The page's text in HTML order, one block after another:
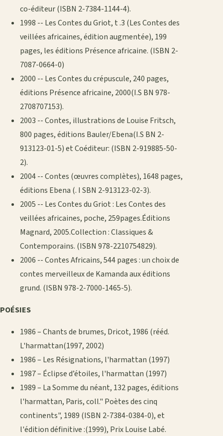
co-éditeur (ISBN 2-7384-1144-4).
1998 -- Les Contes du Griot, t .3 (Les Contes des
veillées africaines, édition augmentée), 199
pages, les éditions Présence africaine. (ISBN 2-
7087-0664-0)
2000 -- Les Contes du crépuscule, 240 pages,
éditions Présence africaine, 2000(I.S BN 978-
2708707153).
2003 -- Contes, illustrations de Louise Fritsch,
800 pages, éditions Bauler/Ebena(I.S BN 2-
913123-01-5) et Coéditeur: (ISBN 2-919885-50-
2).
2004 -- Contes (œuvres complètes), 1648 pages,
éditions Ebena (. I SBN 2-913123-02-3).
2005 -- Les Contes du Griot : Les Contes des
veillées africaines, poche, 259pages.Éditions
Magnard, 2005.Collection : Classiques &
Contemporains. (ISBN 978-2210754829).
2006 -- Contes Africains, 544 pages : un choix de
contes merveilleux de Kamanda aux éditions
grund. (ISBN 978-2-7000-1465-5).
POÉSIES
1986 – Chants de brumes, Dricot, 1986 (rééd.
L'harmattan(1997, 2002)
1986 – Les Résignations, l'harmattan (1997)
1987 – Éclipse d’étoiles, l'harmattan (1997)
1989 – La Somme du néant, 132 pages, éditions
l'harmattan, Paris, coll." Poètes des cinq
continents", 1989 (ISBN 2-7384-0384-0), et
l'édition définitive :(1999), Prix Louise Labé.